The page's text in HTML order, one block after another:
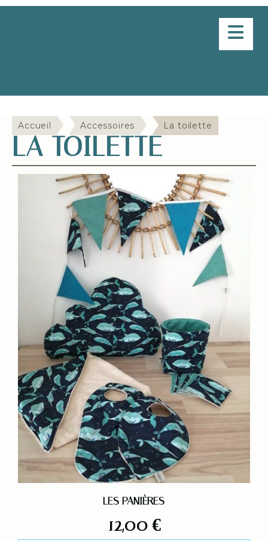
Accueil Accessoires La toilette
LA TOILETTE
LES PANIÈRES
12,00€
Panneau de gestion des cookies